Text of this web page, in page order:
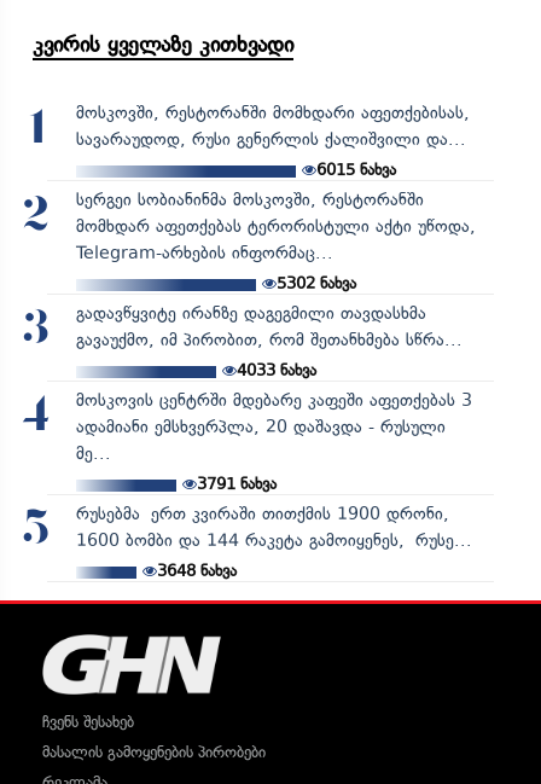
კვირის ყველაზე კითხვადი
1
მოსკოვში, რესტორანში მომხდარი აფეთქებისას,
სავარაუდოდ, რუსი გენერლის ქალიშვილი და...
6015 ნახვა
2
სერგეი სობიანინმა მოსკოვში, რესტორანში
მომხდარ აფეთქებას ტერორისტული აქტი უწოდა,
Telegram-არხების ინფორმაც...
5302ნახვა
3
გადავწყვიტე ირანზე დაგეგმილი თავდასხმა
გავაუქმო, იმ პირობით, რომ შეთანხმება სწრა...
4033ნახვა
4
მოსკოვის ცენტრში მდებარე კაფეში აფეთქებას 3
ადამიანი ემსხვერპლა, 20 დაშავდა - რუსული
მე...
3791ნახვა
5
რუსებმა ერთ კვირაში თითქმის 1900 დრონი,
1600 ბომბი და 144 რაკეტა გამოიყენეს, რუსე...
3648ნახვა
ჩვენს შესახებ
მასალის გამოყენების პირობები